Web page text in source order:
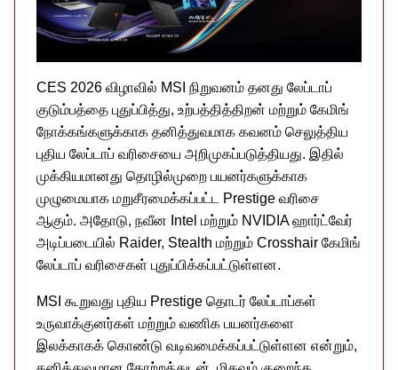
CES 2026 விழாவில் MSI நிறுவனம் தனது லேப்டாப்
குடும்பத்தை புதுப்பித்து, உற்பத்தித்திறன் மற்றும் கேமிங்
நோக்கங்களுக்காக தனித்துவமாக கவனம் செலுத்திய
புதிய லேப்டாப் வரிசையை அறிமுகப்படுத்தியது. இதில்
முக்கியமானது தொழில்முறை பயனர்களுக்காக
முழுமையாக மறுசீரமைக்கப்பட்ட Prestige வரிசை
ஆகும். அதோடு, நவீன Intel மற்றும் NVIDIA ஹார்ட்வேர்
அடிப்படையில் Raider, Stealth மற்றும் Crosshair கேமிங்
லேப்டாப் வரிசைகள் புதுப்பிக்கப்பட்டுள்ளன.
MSI கூறுவது புதிய Prestige தொடர் லேப்டாப்கள்
உருவாக்குனர்கள் மற்றும் வணிக பயனர்களை
இலக்காகக் கொண்டு வடிவமைக்கப்பட்டுள்ளன என்றும்,